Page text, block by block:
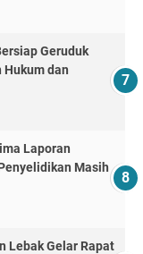
Geruduk
Hukum dan
Laporan
Masih
Lebak Gelar Rapat